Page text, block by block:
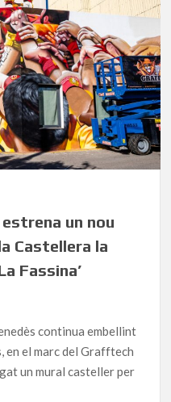
un nou
Castellera la
Fassina’
continua embellint
en el marc del Grafftech
un mural casteller per